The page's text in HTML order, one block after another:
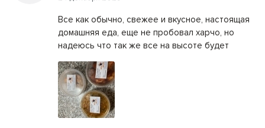
Все как обычно, свежее и вкусное, настоящая
домашняя еда, еще не пробовал харчо, но
надеюсь что так же все на высоте будет